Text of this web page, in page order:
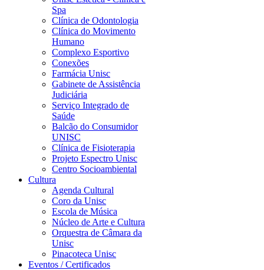
Spa
Clínica de Odontologia
Clínica do Movimento
Humano
Complexo Esportivo
Conexões
Farmácia Unisc
Gabinete de Assistência
Judiciária
Serviço Integrado de
Saúde
Balcão do Consumidor
UNISC
Clínica de Fisioterapia
Projeto Espectro Unisc
Centro Socioambiental
Cultura
Agenda Cultural
Coro da Unisc
Escola de Música
Núcleo de Arte e Cultura
Orquestra de Câmara da
Unisc
Pinacoteca Unisc
Eventos / Certificados